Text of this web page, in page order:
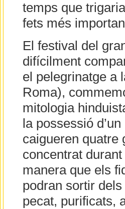
temps que
fets més
El festival del
difícilment
el pelegrinatge a
Roma),
mitologia
la possessió
caigueren quatre
concentrat
manera que els
podran sortir
pecat, purificats,